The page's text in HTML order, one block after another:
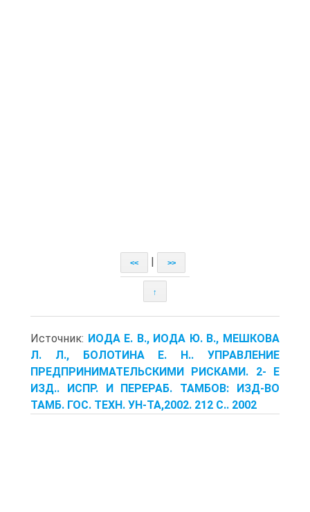
<< >>
↑
Источник: ИОДА Е. В., ИОДА Ю. В., МЕШКОВА
Л. Л., БОЛОТИНА Е. Н.. УПРАВЛЕНИЕ
ПРЕДПРИНИМАТЕЛЬСКИМИ РИСКАМИ. 2- Е
ИЗД.. ИСПР. И ПЕРЕРАБ. ТАМБОВ: ИЗД-ВО
ТАМБ. ГОС. ТЕХН. УН-ТА,2002. 212 С.. 2002